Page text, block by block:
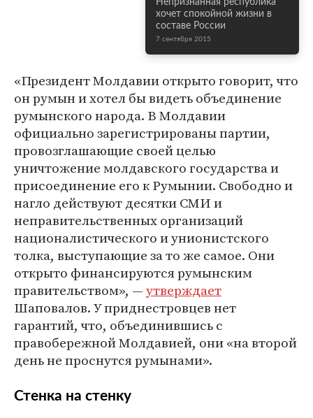
Непризнанная республика
хочет спокойной жизни в
составе России
7 сентября 2015
«Президент Молдавии открыто говорит, что
он румын и хотел бы видеть объединение
румынского народа. В Молдавии
официально зарегистрированы партии,
провозглашающие своей целью
уничтожение молдавского государства и
присоединение его к Румынии. Свободно и
нагло действуют десятки СМИ и
неправительственных организаций
националистического и унионистского
толка, выступающие за то же самое. Они
открыто финансируются румынским
правительством», —утверждает
Шаповалов. У приднестровцев нет
гарантий, что, объединившись с
правобережной Молдавией, они «на второй
день не проснутся румынами».
Стенка на стенку